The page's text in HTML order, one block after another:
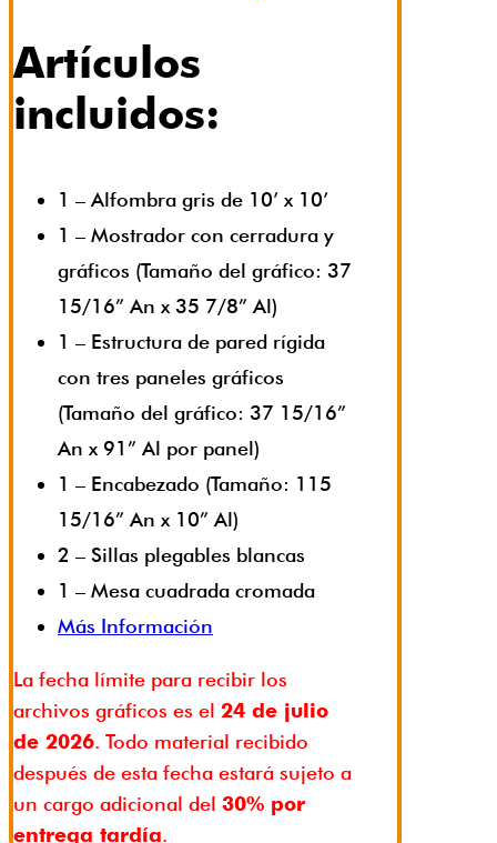
Artículos
incluidos:
1 – Alfombra gris de 10’ x 10’
1 – Mostrador con cerradura y
gráficos (Tamaño del gráfico: 37
15/16” An x 35 7/8” Al)
1 – Estructura de pared rígida
con tres paneles gráficos
(Tamaño del gráfico: 37 15/16”
An x 91” Al por panel)
1 – Encabezado (Tamaño: 115
15/16” An x 10” Al)
2 – Sillas plegables blancas
1 – Mesa cuadrada cromada
Más Información
La fecha límite para recibir los
archivos gráficos es el 24 de julio
de 2026. Todo material recibido
después de esta fecha estará sujeto a
un cargo adicional del 30% por
entrega tardía.